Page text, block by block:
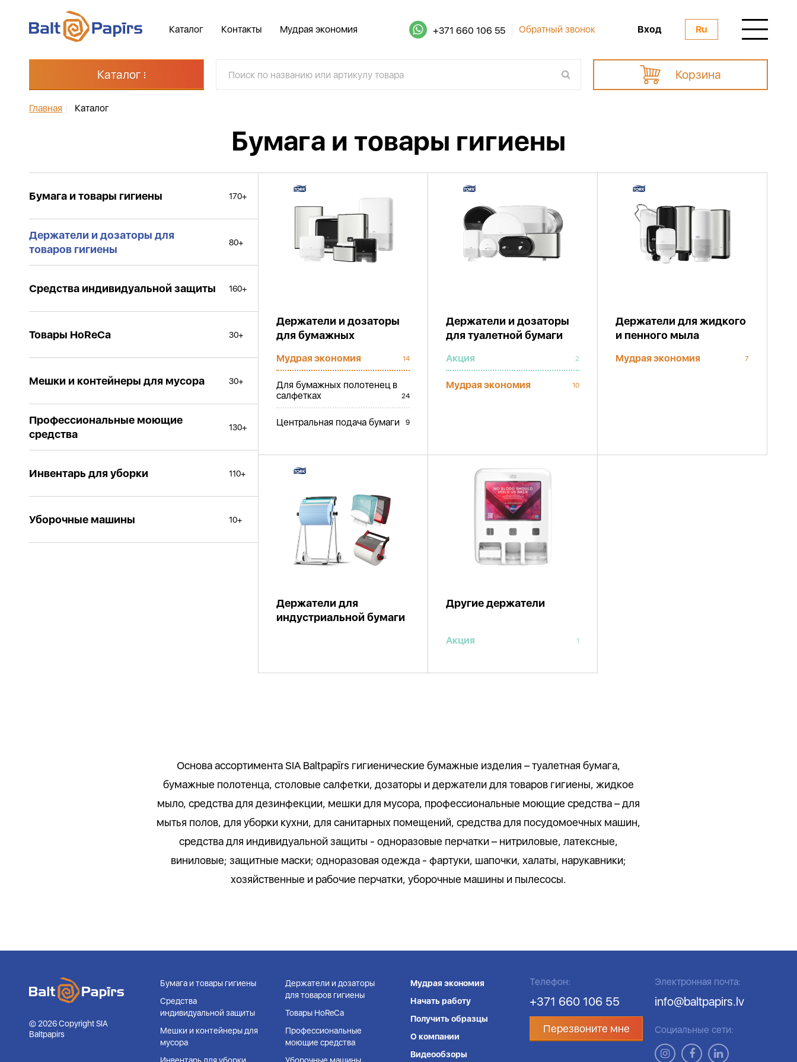
Каталог Контакты Мудрая экономия +371 660 106 55 Обратный звонок Вход Ru
Каталог Корзина
Главная Каталог
Бумага и товары гигиены
Бумага и товары гигиены 170+
Держатели и дозаторы для
товаров гигиены
80+
Средства индивидуальной защиты 160+
Товары HoReCa 30+
Мешки и контейнеры для мусора 30+
Профессиональные моющие
средства
130+
Инвентарь для уборки 110+
Уборочные машины 10+
Держатели и дозаторы
для бумажных
Мудрая экономия 14
Для бумажных полотенец в
салфетках
24
Центральная подача бумаги 9
Держатели и дозаторы
для туалетной бумаги
Акция 2
Мудрая экономия 10
Держатели для жидкого
и пенного мыла
Мудрая экономия 7
Держатели для
индустриальной бумаги
Другие держатели
Акция 1
Основа ассортимента SIA Baltpapīrs гигиенические бумажные изделия – туалетная бумага,
бумажные полотенца, столовые салфетки, дозаторы и держатели для товаров гигиены, жидкое
мыло, средства для дезинфекции, мешки для мусора, профессиональные моющие средства – для
мытья полов, для уборки кухни, для санитарных помещений, средства для посудомоечных машин,
средства для индивидуальной защиты - одноразовые перчатки – нитриловые, латексные,
виниловые; защитные маски; одноразовая одежда - фартуки, шапочки, халаты, нарукавники;
хозяйственные и рабочие перчатки, уборочные машины и пылесосы.
© 2026 Copyright SIA
Baltpapirs
Бумага и товары гигиены
Средства
индивидуальной защиты
Мешки и контейнеры для
мусора
Держатели и дозаторы
для товаров гигиены
Товары HoReCa
Профессиональные
моющие средства
Мудрая экономия
Начать работу
Получить образцы
О компании
Видеообзоры
Телефон:
+371 660 106 55
Перезвоните мне
Электронная почта:
info@baltpapirs.lv
Социальные сети: